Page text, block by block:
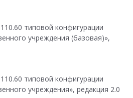
типовой конфигурации
учреждения (базовая)»,
типовой конфигурации
учреждения», редакция 2.0